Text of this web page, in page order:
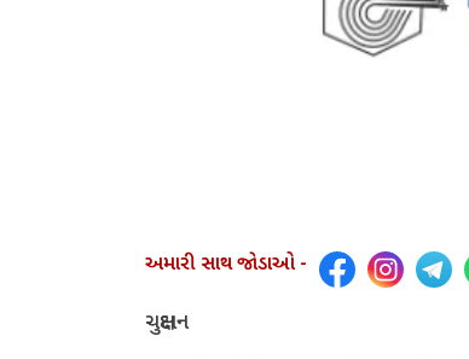
અમારી સાથ જોડાઓ -
ચક્ષુદાન